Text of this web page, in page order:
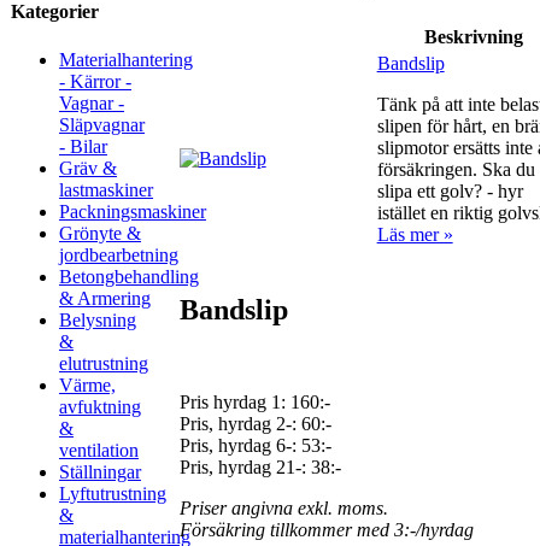
Kategorier
Materialhantering
- Kärror -
Vagnar -
Släpvagnar
- Bilar
Gräv &
lastmaskiner
Packningsmaskiner
Grönyte &
jordbearbetning
Betongbehandling
& Armering
Belysning
&
elutrustning
Värme,
avfuktning
&
ventilation
Ställningar
Lyftutrustning
&
materialhantering
Beskrivning
Bandslip
Tänk på att inte
slipen för hårt, en
slipmotor ersätts inte
försäkringen. Ska du
slipa ett golv? - hyr
istället en riktig
Läs mer »
Bandslip
Pris hyrdag 1: 160:-
Pris, hyrdag 2-: 60:-
Pris, hyrdag 6-: 53:-
Pris, hyrdag 21-: 38:-
Priser angivna exkl. moms.
Försäkring tillkommer med 3:-/hyrdag